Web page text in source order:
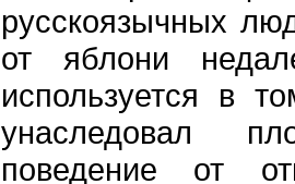
русскоязычных
от яблони
используется в
унаследовал
поведение от